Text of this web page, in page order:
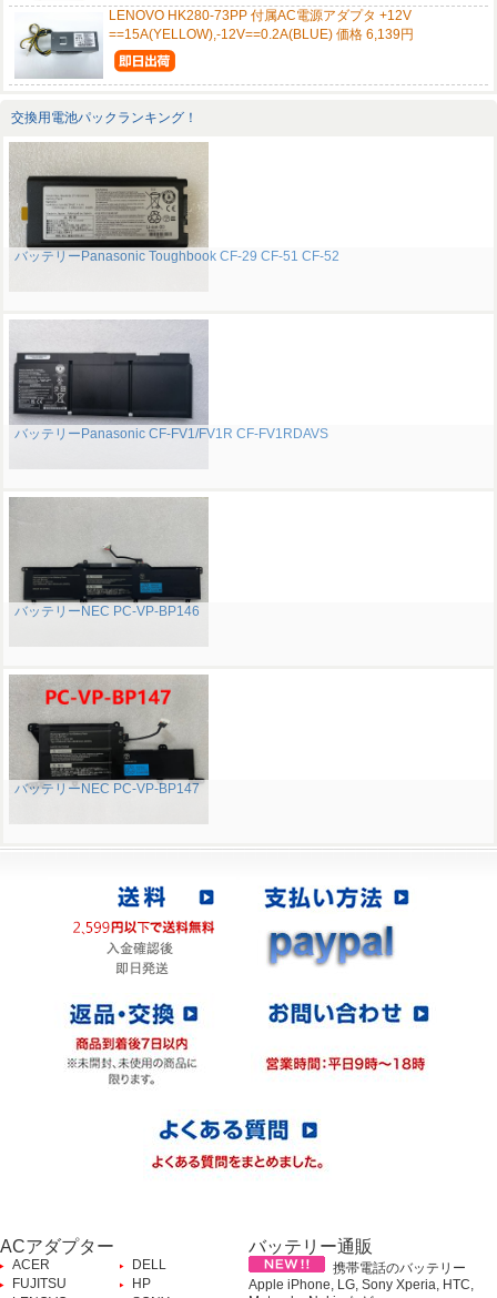
LENOVO HK280-73PP 付属AC電源アダプタ +12V
==15A(YELLOW),-12V==0.2A(BLUE) 価格 6,139円
交換用電池パックランキング！
バッテリーPanasonic Toughbook CF-29 CF-51 CF-52
バッテリーPanasonic CF-FV1/FV1R CF-FV1RDAVS
バッテリーNEC PC-VP-BP146
バッテリーNEC PC-VP-BP147
ACアダプター
ACER
DELL
FUJITSU
HP
バッテリー通販
携帯電話のバッテリー
Apple iPhone, LG, Sony Xperia, HTC,